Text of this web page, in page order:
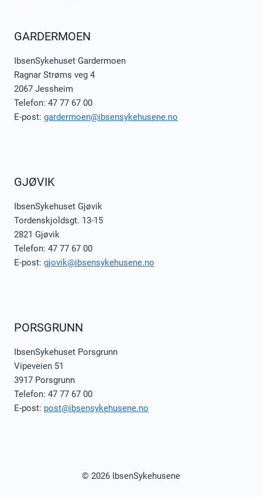
GARDERMOEN
IbsenSykehuset Gardermoen
Ragnar Strøms veg 4
2067 Jessheim
Telefon: 47 77 67 00
E-post: gardermoen@ibsensykehusene.no
GJØVIK
IbsenSykehuset Gjøvik
Tordenskjoldsgt. 13-15
2821 Gjøvik
Telefon: 47 77 67 00
E-post: gjovik@ibsensykehusene.no
PORSGRUNN
IbsenSykehuset Porsgrunn
Vipeveien 51
3917 Porsgrunn
Telefon: 47 77 67 00
E-post: post@ibsensykehusene.no
© 2026 IbsenSykehusene